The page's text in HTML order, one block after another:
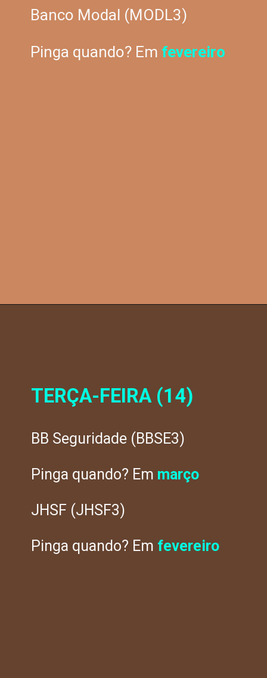
Banco Modal (MODL3)
Pinga quando? Em fevereiro
BB Seguridade (BBSE3)
Pinga quando? Em março
JHSF (JHSF3)
Pinga quando? Em fevereiro
TERÇA-FEIRA (14)